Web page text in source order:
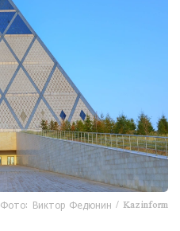
Фото: Виктор Федюнин / Kazinform